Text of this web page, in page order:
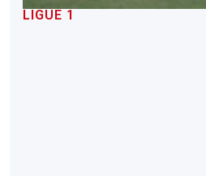
LIGUE 1